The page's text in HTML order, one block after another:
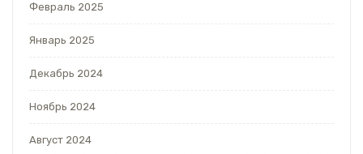
Февраль 2025
Январь 2025
Декабрь 2024
Ноябрь 2024
Август 2024